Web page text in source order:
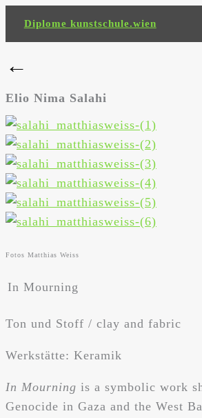
Inhalt
Diplome kunstschule.wien
←
Elio Nima Salahi
Fotos Matthias Weiss
In Mourning
Ton und Stoff / clay and fabric
Werkstätte: Keramik
In Mourning is a symbolic work
Genocide in Gaza and the West